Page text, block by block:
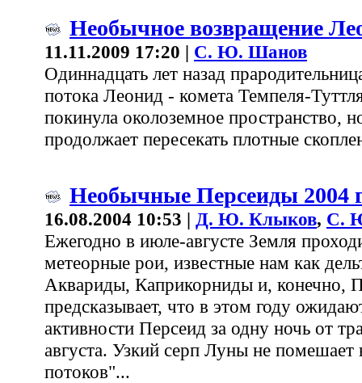
Необычное возвращение
11.11.2009 17:20 | С. Ю. Шанов
Одиннадцать лет назад
потока Леонид - комета Темпеля-
покинула околоземное пространство,
продолжает пересекать плотные
Необычные Персеиды 2004
16.08.2004 10:53 | Д. Ю. Клыков, С.
Ежегодно в июле-августе Земля
метеорные рои, известные нам как
Аквариды, Каприкорниды и, конечно,
предсказывает, что в этом году
активности Персеид за одну ночь от
августа. Узкий серп Луны не
потоков"...